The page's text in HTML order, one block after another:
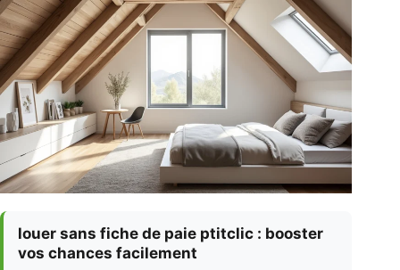
louer sans fiche de paie ptitclic : booster
vos chances facilement